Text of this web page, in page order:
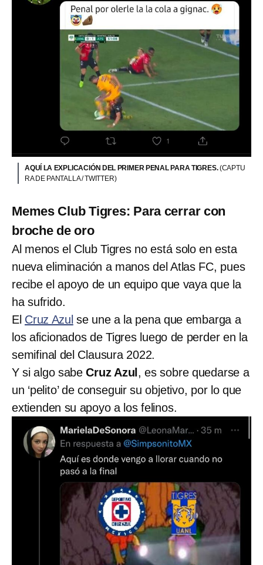
AQUÍ LA EXPLICACIÓN DEL PRIMER PENAL PARA TIGRES.(CAPTU
RA DE PANTALLA / TWITTER)
Memes Club Tigres: Para cerrar con
broche de oro
Al menos el Club Tigres no está solo en esta
nueva eliminación a manos del Atlas FC, pues
recibe el apoyo de un equipo que vaya que la
ha sufrido.
El Cruz Azul se une a la pena que embarga a
los aficionados de Tigres luego de perder en la
semifinal del Clausura 2022.
Y si algo sabeCruz Azul , es sobre quedarse a
un ‘pelito’ de conseguir su objetivo, por lo que
extienden su apoyo a los felinos.